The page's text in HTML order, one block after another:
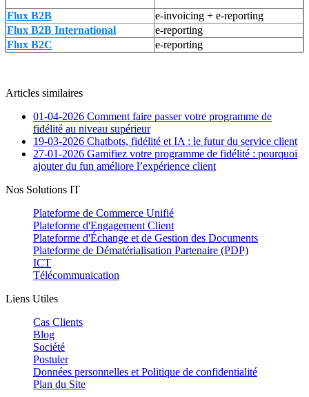
Flux B2B
e-invoicing + e-reporting
Flux B2B International
e-reporting
Flux B2C
e-reporting
Articles similaires
01-04-2026 Comment faire passer votre programme de
fidélité au niveau supérieur
19-03-2026 Chatbots, fidélité et IA : le futur du service client
27-01-2026 Gamifiez votre programme de fidélité : pourquoi
ajouter du fun améliore l’expérience client
Nos Solutions IT
Plateforme de Commerce Unifié
Plateforme d'Engagement Client
Plateforme d'Échange et de Gestion des Documents
Plateforme de Dématérialisation Partenaire (PDP)
ICT
Télécommunication
Liens Utiles
Cas Clients
Blog
Société
Postuler
Données personnelles et Politique de confidentialité
Plan du Site